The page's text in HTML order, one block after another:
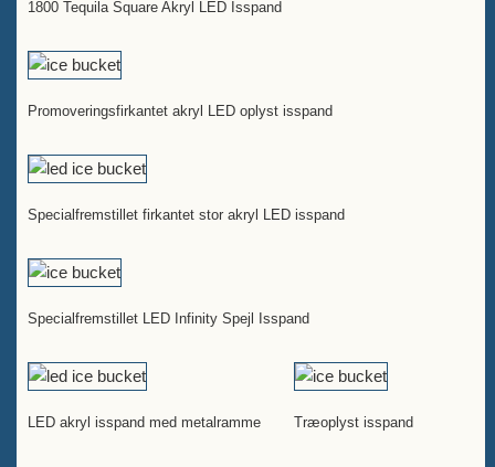
1800 Tequila Square Akryl LED Isspand
Promoveringsfirkantet akryl LED oplyst isspand
Specialfremstillet firkantet stor akryl LED isspand
Specialfremstillet LED Infinity Spejl Isspand
LED akryl isspand med metalramme Træoplyst isspand